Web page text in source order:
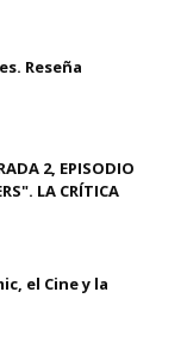
Reseña
2, EPISODIO
LA CRÍTICA
el Cine y la